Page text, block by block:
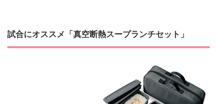
試合にオススメ「真空断熱スープランチセット」